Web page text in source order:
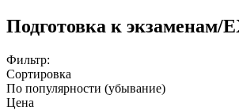
Подготовка к экзаменам/
Фильтр:
Сортировка
По популярности (убывание)
Цена